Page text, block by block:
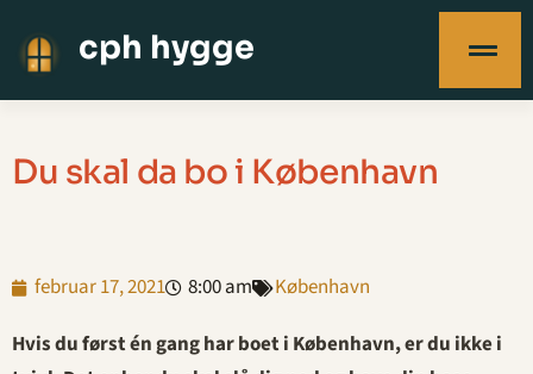
cph hygge
Du skal da bo i København
februar 17, 2021 8:00 am
København
Hvis du først én gang har boet i København, er du ikke i